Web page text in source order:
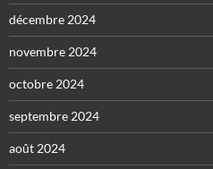
décembre 2024
novembre 2024
octobre 2024
septembre 2024
août 2024